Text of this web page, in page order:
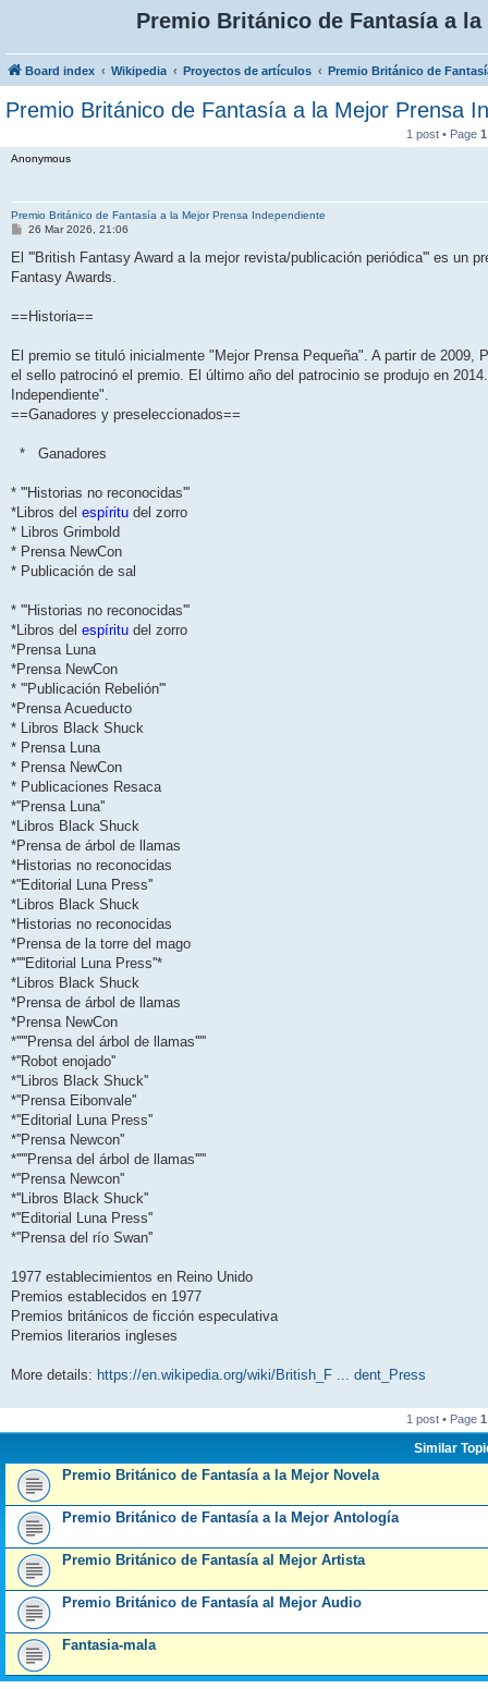
Premio Británico de Fantasía a
Board index Wikipedia Proyectos de artículos Premio Británico de
Premio Británico de Fantasía a la Mejor Prensa
1 post • Page 1
Anonymous
Premio Británico de Fantasía a la Mejor Prensa Independiente
P
s
26 Mar 2026, 21:06
El '''British Fantasy Award a la mejor revista/publicación periódica''' es un
Fantasy Awards.
==Historia==
El premio se tituló inicialmente "Mejor Prensa Pequeña". A partir de
el sello patrocinó el premio. El último año del patrocinio se produjo en
Independiente".
==Ganadores y preseleccionados==
* Ganadores
* '''Historias no reconocidas'''
*Libros del espíritu del zorro
* Libros Grimbold
* Prensa NewCon
* Publicación de sal
* '''Historias no reconocidas'''
*Libros del espíritu del zorro
*Prensa Luna
*Prensa NewCon
* '''Publicación Rebelión'''
*Prensa Acueducto
* Libros Black Shuck
* Prensa Luna
* Prensa NewCon
* Publicaciones Resaca
*''Prensa Luna''
*Libros Black Shuck
*Prensa de árbol de llamas
*Historias no reconocidas
*''Editorial Luna Press''
*Libros Black Shuck
*Historias no reconocidas
*Prensa de la torre del mago
*''''Editorial Luna Press''*
*Libros Black Shuck
*Prensa de árbol de llamas
*Prensa NewCon
*'''''Prensa del árbol de llamas'''''
*''Robot enojado''
*''Libros Black Shuck''
*''Prensa Eibonvale''
*''Editorial Luna Press''
*''Prensa Newcon''
*'''''Prensa del árbol de llamas'''''
*''Prensa Newcon''
*''Libros Black Shuck''
*''Editorial Luna Press''
*''Prensa del río Swan''
1977 establecimientos en Reino Unido
Premios establecidos en 1977
Premios británicos de ficción especulativa
Premios literarios ingleses
More details: https://en.wikipedia.org/wiki/British_F ... dent_Press
1 post • Page 1
Similar
Premio Británico de Fantasía a la Mejor Novela
Premio Británico de Fantasía a la Mejor Antología
Premio Británico de Fantasía al Mejor Artista
Premio Británico de Fantasía al Mejor Audio
Fantasia-mala